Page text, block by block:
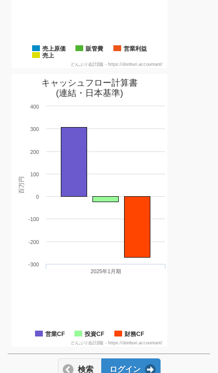
売上原価 販管費
営業利益
売上
どんぶり会計β版 - https://donburi.accountant/
百万円
キャッシュフロー計算書
(連結・日本基準)
営業CF 投資CF 財務CF
2025年1月期
-200
0
200
400
-300
-100
100
300
どんぶり会計β版 - https://donburi.accountant/
検索 ログイン